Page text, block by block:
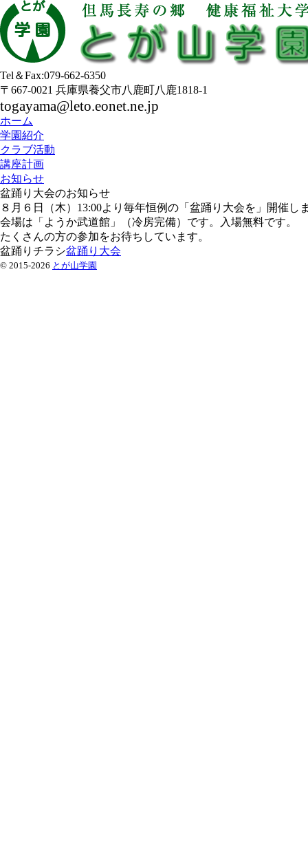
Tel＆Fax:079-662-6350
〒667-0021 兵庫県養父市八鹿町八鹿1818-1
togayama@leto.eonet.ne.jp
ホーム
学園紹介
クラブ活動
講座計画
お知らせ
盆踊り大会のお知らせ
８月６日（木）13:00より毎年恒例の「盆踊り大会を」開催し
会場は「ようか武道館」（冷房完備）です。入場無料です。
たくさんの方の参加をお待ちしています。
盆踊りチラシ盆踊り大会
© 2015-2026 とが山学園